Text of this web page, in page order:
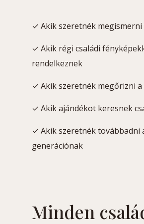
✓ Akik szeretnék
✓ Akik régi családi
rendelkeznek
✓ Akik szeretnék megőrizni a
✓ Akik ajándékot keresnek
✓ Akik szeretnék továbbadni
generációnak
Minden